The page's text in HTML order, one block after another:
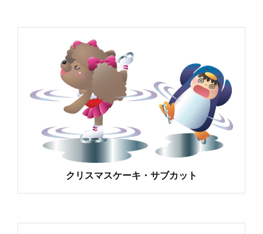
クリスマスケーキ・サブカット